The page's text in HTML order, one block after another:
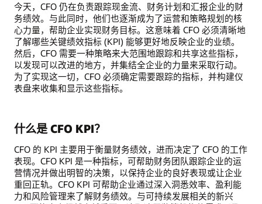
今天，CFO 仍在负责跟踪现金流、财务计划和汇报企业的财
务绩效。与此同时，他们也逐渐成为了运营和策略规划的核
心力量，帮助企业实现财务目标。这意味着 CFO 必须清晰地
了解哪些关键绩效指标 (KPI) 能够更好地反映企业的业绩。
然后，CFO 需要一种策略来大范围地跟踪和共享这些指标，
以发现可以改进的地方，并集结全企业的力量来采取行动。
为了实现这一切，CFO 必须确定需要跟踪的指标，并构建仪
表盘来收集和显示这些指标。
什么是 CFO KPI？
CFO 的 KPI 主要用于衡量财务绩效，进而决定了 CFO 的工作
表现。CFO KPI 是一种指标，可帮助财务团队跟踪企业的运
营情况并做出明智的决策，以保持企业的良好表现或让企业
重回正轨。CFO KPI 可帮助企业通过深入洞悉效率、盈利能
力和风险管理来了解财务绩效。与可持续发展相关的新兴